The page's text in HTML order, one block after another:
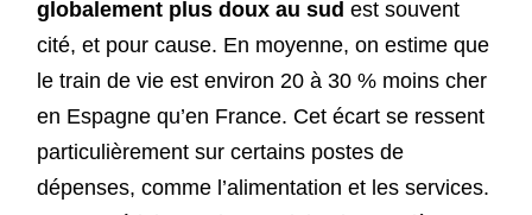
globalement plus doux au sud est souvent
cité, et pour cause. En moyenne, on estime que
le train de vie est environ 20 à 30 % moins cher
en Espagne qu’en France. Cet écart se ressent
particulièrement sur certains postes de
dépenses, comme l’alimentation et les services.